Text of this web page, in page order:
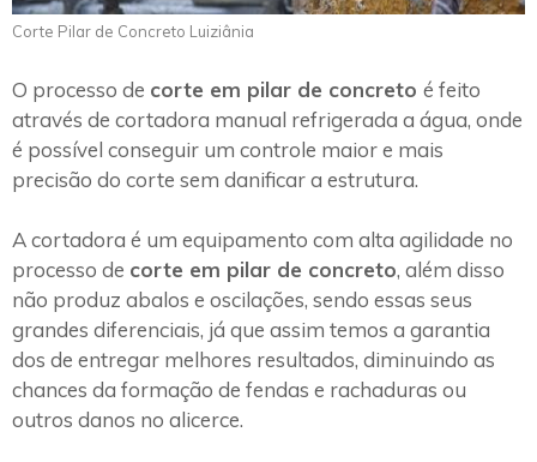
Corte Pilar de Concreto Luiziânia
O processo de corte em pilar de concreto é feito
através de cortadora manual refrigerada a água, onde
é possível conseguir um controle maior e mais
precisão do corte sem danificar a estrutura.
A cortadora é um equipamento com alta agilidade no
processo de corte em pilar de concreto, além disso
não produz abalos e oscilações, sendo essas seus
grandes diferenciais, já que assim temos a garantia
dos de entregar melhores resultados, diminuindo as
chances da formação de fendas e rachaduras ou
outros danos no alicerce.